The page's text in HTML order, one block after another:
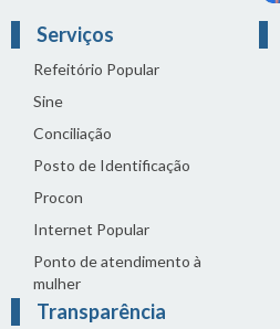
Serviços
Refeitório Popular
Sine
Conciliação
Posto de Identificação
Procon
Internet Popular
Ponto de atendimento à
mulher
Transparência